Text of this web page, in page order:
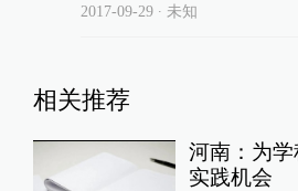
2017-09-29∙ 未知
相关推荐
河南：为
实践机会